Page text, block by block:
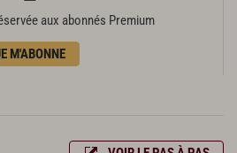
aux abonnés Premium
M'ABONNE